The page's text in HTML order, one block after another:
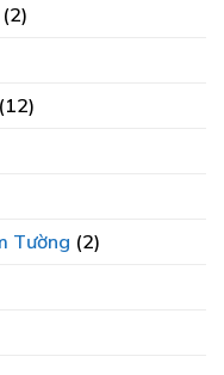
(2)
(12)
Tường (2)